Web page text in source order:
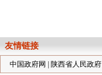
友情链接
中国政府网 陕西省人民政府